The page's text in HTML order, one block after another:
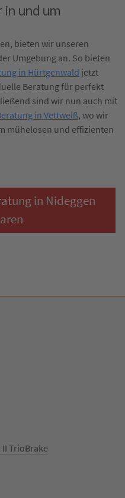
und um
bieten wir unseren
Umgebung an. So bieten
in Hürtgenwald jetzt
Beratung für perfekt
sind wir nun auch mit
in Vettweiß, wo wir
mühelosen und effizienten
in Nideggen
TrioBrake